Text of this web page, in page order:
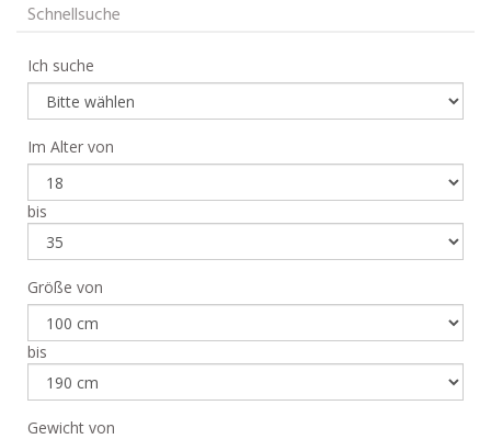
Schnellsuche
Ich suche
Im Alter von
bis
Größe von
bis
Gewicht von